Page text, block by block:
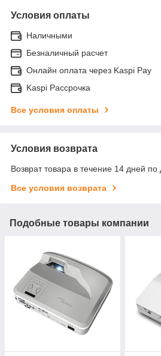
Условия оплаты
Наличными
Безналичный расчет
Онлайн оплата через Kaspi Pay
Kaspi Рассрочка
Все условия оплаты
Условия возврата
Возврат товара в течение 14 дней по
Все условия возврата
Подобные товары компании